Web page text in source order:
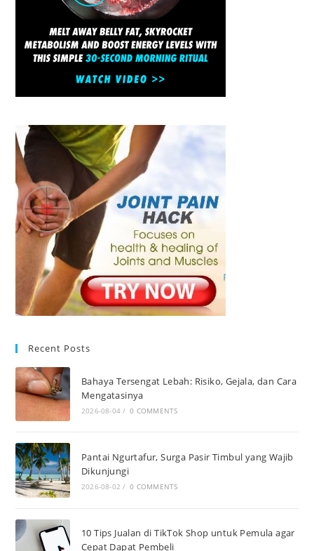
Recent Posts
Bahaya Tersengat Lebah: Risiko, Gejala, dan Cara
Mengatasinya
2026-08-04 / 0 COMMENTS
Pantai Ngurtafur, Surga Pasir Timbul yang Wajib
Dikunjungi
2026-08-02 / 0 COMMENTS
10 Tips Jualan di TikTok Shop untuk Pemula agar
Cepat Dapat Pembeli